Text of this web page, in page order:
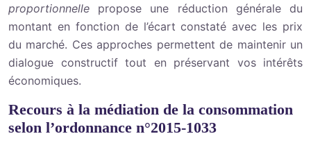
proportionnelle propose une réduction générale du
montant en fonction de l’écart constaté avec les prix
du marché. Ces approches permettent de maintenir un
dialogue constructif tout en préservant vos intérêts
économiques.
Recours à la médiation de la consommation
selon l’ordonnance n°2015-1033